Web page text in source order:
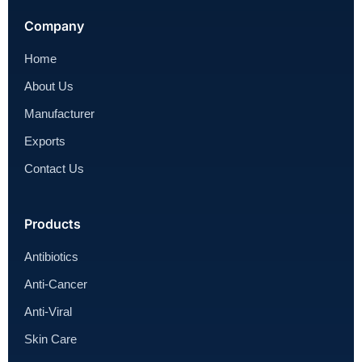
Company
Home
About Us
Manufacturer
Exports
Contact Us
Products
Antibiotics
Anti-Cancer
Anti-Viral
Skin Care